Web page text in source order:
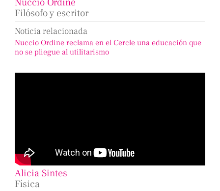
Filósofo y escritor
Noticia relacionada
Nuccio Ordine reclama en el Cercle una educación que
no se pliegue al utilitarismo
Alicia Sintes
Física